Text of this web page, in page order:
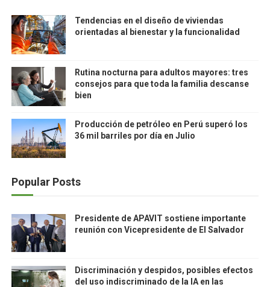
Tendencias en el diseño de viviendas
orientadas al bienestar y la funcionalidad
Rutina nocturna para adultos mayores: tres
consejos para que toda la familia descanse
bien
Producción de petróleo en Perú superó los
36 mil barriles por día en Julio
Popular Posts
Presidente de APAVIT sostiene importante
reunión con Vicepresidente de El Salvador
Discriminación y despidos, posibles efectos
del uso indiscriminado de la IA en las